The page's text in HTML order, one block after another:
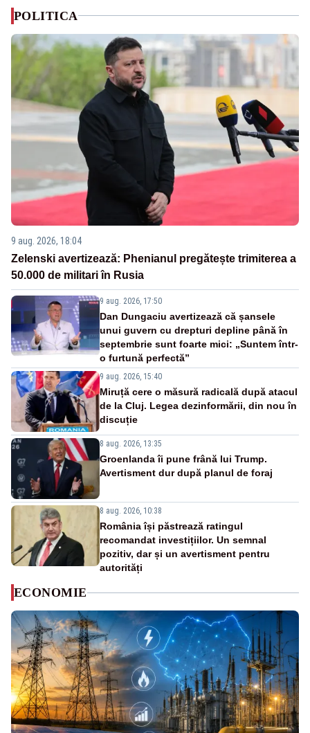
POLITICA
9 aug. 2026, 18:04
Zelenski avertizează: Phenianul pregătește trimiterea a
50.000 de militari în Rusia
9 aug. 2026, 17:50
Dan Dungaciu avertizează că șansele
unui guvern cu drepturi depline până în
septembrie sunt foarte mici: „Suntem într-
o furtună perfectă”
9 aug. 2026, 15:40
Miruță cere o măsură radicală după atacul
de la Cluj. Legea dezinformării, din nou în
discuție
8 aug. 2026, 13:35
Groenlanda îi pune frână lui Trump.
Avertisment dur după planul de foraj
8 aug. 2026, 10:38
România își păstrează ratingul
recomandat investițiilor. Un semnal
pozitiv, dar și un avertisment pentru
autorități
ECONOMIE